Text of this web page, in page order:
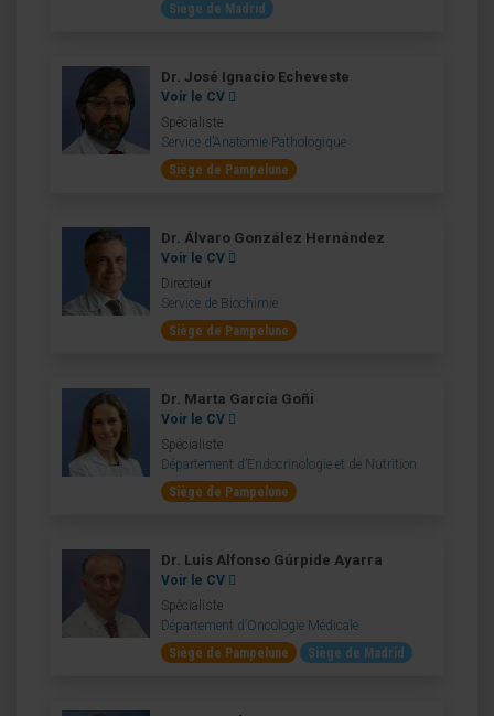
Siège de Madrid
Dr. José Ignacio Echeveste
Voir le CV
Spécialiste
Service d’Anatomie Pathologique
Siège de Pampelune
Dr. Álvaro González Hernández
Voir le CV
Directeur
Service de Biochimie
Siège de Pampelune
Dr. Marta García Goñi
Voir le CV
Spécialiste
Département d’Endocrinologie et de Nutrition
Siège de Pampelune
Dr. Luis Alfonso Gúrpide Ayarra
Voir le CV
Spécialiste
Département d’Oncologie Médicale
Siège de Pampelune
Siège de Madrid